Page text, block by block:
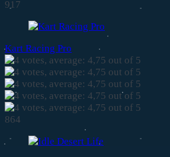
917
Kart Racing Pro
864